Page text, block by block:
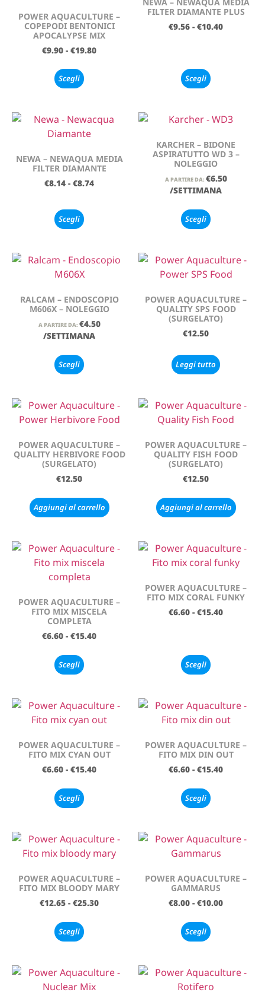
POWER AQUACULTURE –
COPEPODI BENTONICI
APOCALYPSE MIX
€9.90 - €19.80
Scegli
FILTER DIAMANTE PLUS
€9.56 - €10.40
Scegli
NEWA – NEWAQUA MEDIA
FILTER DIAMANTE
€8.14 - €8.74
Scegli
KARCHER – BIDONE
ASPIRATUTTO WD 3 –
NOLEGGIO
A PARTIRE DA: €6.50
/SETTIMANA
Scegli
RALCAM – ENDOSCOPIO
M606X – NOLEGGIO
A PARTIRE DA: €4.50
/SETTIMANA
Scegli
POWER AQUACULTURE –
QUALITY SPS FOOD
(SURGELATO)
€12.50
Leggi tutto
POWER AQUACULTURE –
QUALITY HERBIVORE FOOD
(SURGELATO)
€12.50
Aggiungi al carrello
POWER AQUACULTURE –
QUALITY FISH FOOD
(SURGELATO)
€12.50
Aggiungi al carrello
POWER AQUACULTURE –
FITO MIX MISCELA
COMPLETA
€6.60 - €15.40
Scegli
POWER AQUACULTURE –
FITO MIX CORAL FUNKY
€6.60 - €15.40
Scegli
POWER AQUACULTURE –
FITO MIX CYAN OUT
€6.60 - €15.40
Scegli
POWER AQUACULTURE –
FITO MIX DIN OUT
€6.60 - €15.40
Scegli
POWER AQUACULTURE –
FITO MIX BLOODY MARY
€12.65 - €25.30
Scegli
POWER AQUACULTURE –
GAMMARUS
€8.00 - €10.00
Scegli